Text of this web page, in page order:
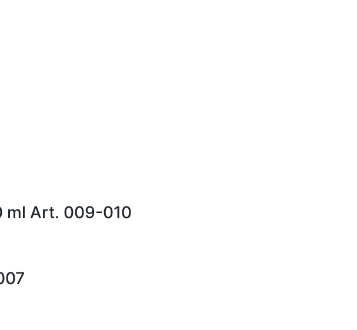
Art. 009-010